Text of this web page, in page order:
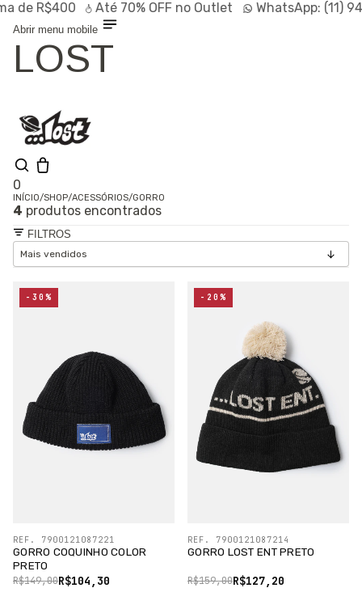
R$400 Até70% OFFno Outlet WhatsApp:(11)
Abrir menu mobile
LOST
0
Olá, visitante
Entrar /
Cadastrar
Shop
Linhas
Especiais
INÍCIO/SHOP/ACESSÓRIOS/GORRO
4 produtos encontrados
FILTROS
GORRO COQUINHO COLOR
PRETO
R$104,30
R$149,00
REF. 7900121087221
-30%
GORRO LOST ENT PRETO
R$127,20
R$159,00
REF. 7900121087214
-20%